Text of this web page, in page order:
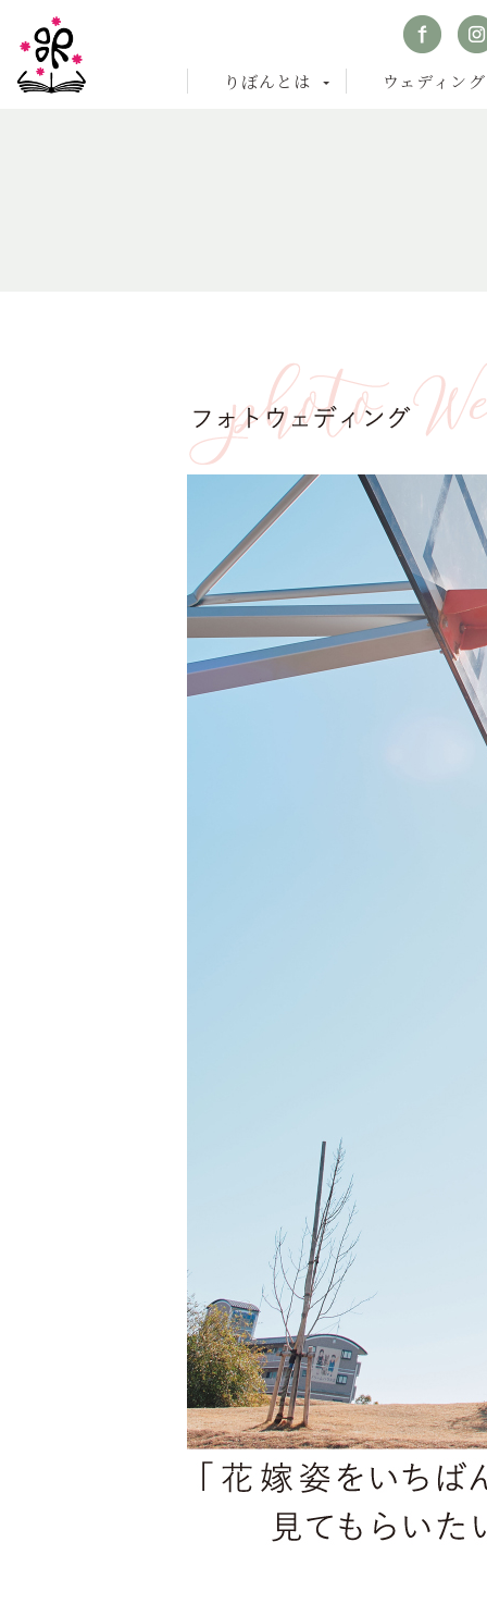
りぼんとは ウェディン